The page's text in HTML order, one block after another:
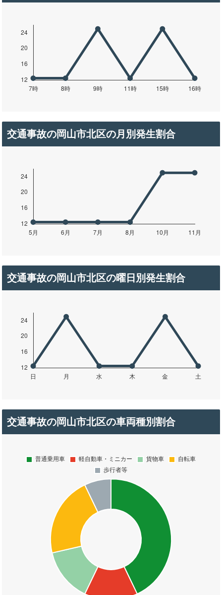
交通事故の岡山市北区の月別発生割合
交通事故の岡山市北区の曜日別発生割合
交通事故の岡山市北区の車両種別割合